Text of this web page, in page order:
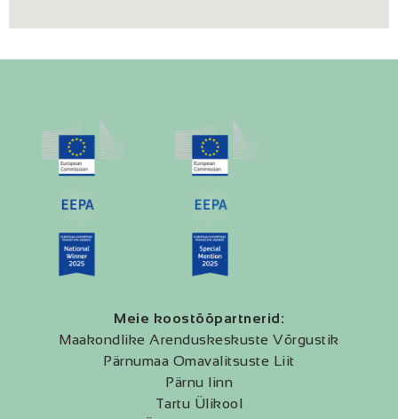
Meie koostööpartnerid:
Maakondlike Arenduskeskuste Võrgustik
Pärnumaa Omavalitsuste Liit
Pärnu linn
Tartu Ülikool